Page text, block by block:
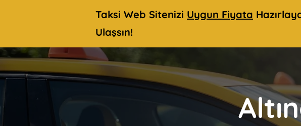
Taksi Web Sitenizi Uygun Fiyata
Ulaşsın!